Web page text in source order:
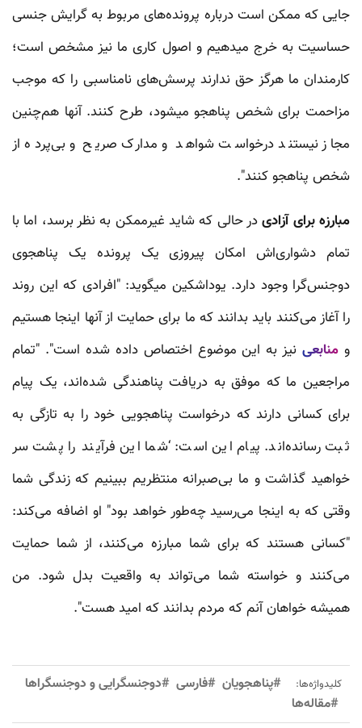
جایی که ممکن است درباره پرونده‌های مربوط به گرایش جنسی
حساسیت به خرج میدهیم و اصول کاری ما نیز مشخص است؛
کارمندان ما هرگز حق ندارند پرسش‌های نامناسبی را که موجب
مزاحمت برای شخص پناهجو میشود، طرح کنند. آنها هم‌چنین
مجاز نیستند درخواست شواهد و مدارک صریح و بی‌پرده از
شخص پناهجو کنند".
مبارزه برای آزادیدر حالی که شاید غیرممکن به نظر برسد، اما با
تمام دشواری‌اش امکان پیروزی یک پرونده یک پناهجوی
دوجنس‌گرا وجود دارد. یوداشکین میگوید: "افرادی که این روند
را آغاز می‌کنند باید بدانند که ما برای حمایت از آنها اینجا هستیم
و منابعینیز به این موضوع اختصاص داده شده است". "تمام
مراجعین ما که موفق به دریافت پناهندگی شده‌اند، یک پیام
برای کسانی دارند که درخواست پناهجویی خود را به تازگی به
ثبت رسانده‌اند. پیام این است: ‘شما این فرآیند را پشت سر
خواهید گذاشت و ما بی‌صبرانه منتظریم ببینیم که زندگی شما
وقتی که به اینجا می‌رسید چه‌طور خواهد بود" او اضافه می‌کند:
"کسانی هستند که برای شما مبارزه می‌کنند، از شما حمایت
می‌کنند و خواسته شما می‌تواند به واقعیت بدل شود. من
همیشه خواهان آنم که مردم بدانند که امید هست".
کلیدواژه‌ها: #پناهجویان #فارسی #دوجنسگرایی و دوجنسگراها
#مقاله‌ها